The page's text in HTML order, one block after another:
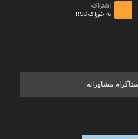
اشتراک
به خوراک RSS
مشاورانه